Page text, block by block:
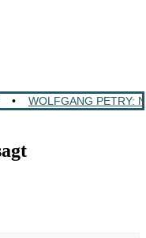
• WOLFGANG PETRY: